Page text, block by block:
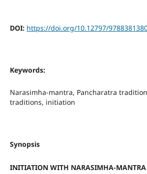
DOI: https://doi.org/10.12797/
Keywords:
Narasimha-mantra, Pancharatra
traditions, initiation
Synopsis
INITIATION WITH NARASIMHA-MANTRA